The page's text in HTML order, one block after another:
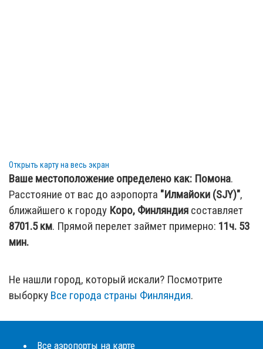
Открыть карту на весь экран
Ваше местоположение определено как: Помона.
Расстояние от вас до аэропорта "Илмайоки (SJY)",
ближайшего к городу Коро, Финляндия составляет
8701.5км. Прямой перелет займет примерно: 11ч. 53
мин.
Не нашли город, который искали? Посмотрите
выборку Все города страны Финляндия.
Все аэропорты на карте